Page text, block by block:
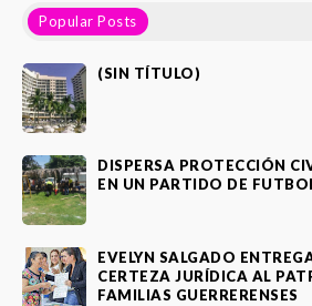
Popular Posts
(SIN TÍTULO)
DISPERSA PROTECCIÓN
EN UN PARTIDO DE
EVELYN SALGADO
CERTEZA JURÍDICA AL
FAMILIAS GUERRERENSES